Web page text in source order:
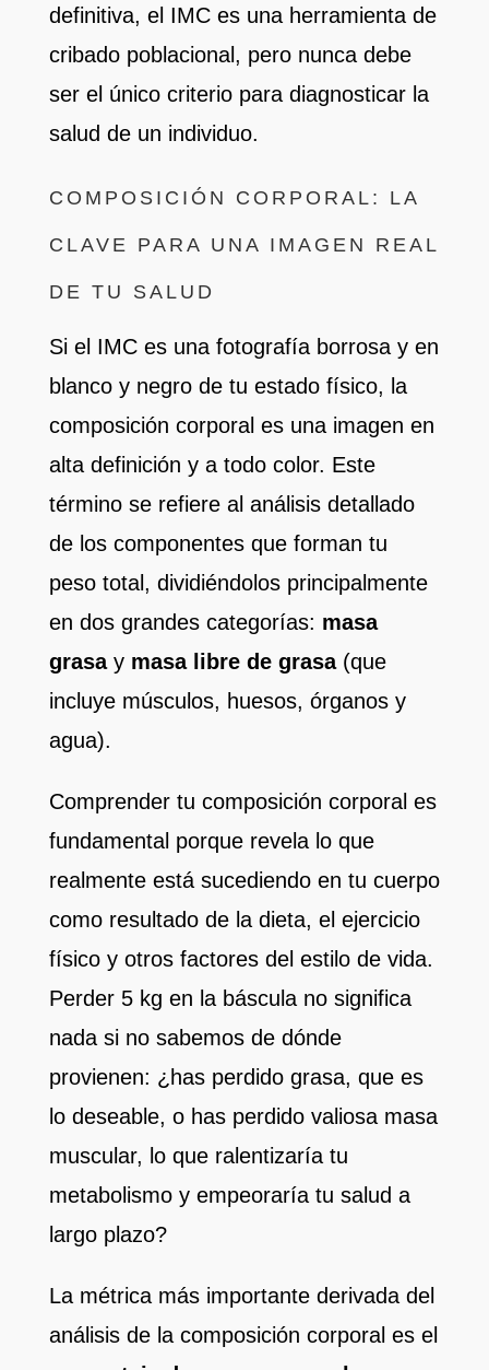
definitiva, el IMC es una herramienta de
cribado poblacional, pero nunca debe
ser el único criterio para diagnosticar la
salud de un individuo.
COMPOSICIÓN CORPORAL: LA
CLAVE PARA UNA IMAGEN REAL
DE TU SALUD
Si el IMC es una fotografía borrosa y en
blanco y negro de tu estado físico, la
composición corporal es una imagen en
alta definición y a todo color. Este
término se refiere al análisis detallado
de los componentes que forman tu
peso total, dividiéndolos principalmente
en dos grandes categorías: masa
grasay masa libre de grasa(que
incluye músculos, huesos, órganos y
agua).
Comprender tu composición corporal es
fundamental porque revela lo que
realmente está sucediendo en tu cuerpo
como resultado de la dieta, el ejercicio
físico y otros factores del estilo de vida.
Perder 5 kg en la báscula no significa
nada si no sabemos de dónde
provienen: ¿has perdido grasa, que es
lo deseable, o has perdido valiosa masa
muscular, lo que ralentizaría tu
metabolismo y empeoraría tu salud a
largo plazo?
La métrica más importante derivada del
análisis de la composición corporal es el